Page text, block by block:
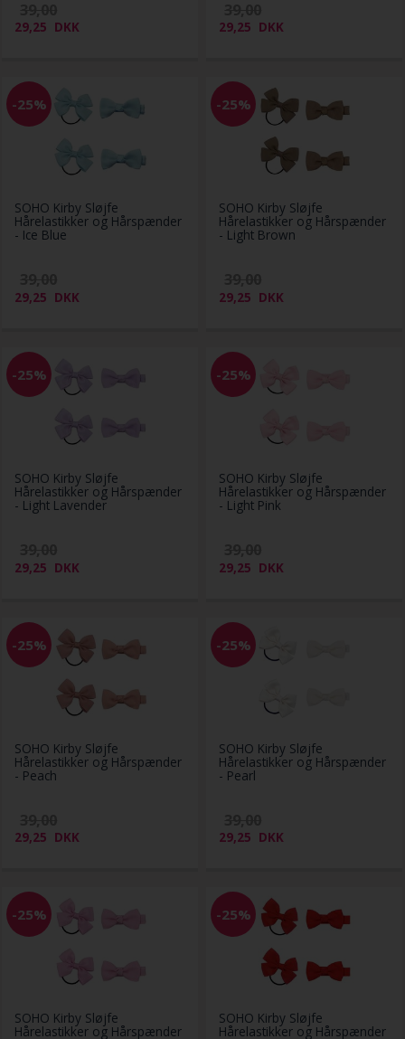
29,25 DKK 29,25 DKK
-25%
SOHO Kirby Sløjfe
Hårelastikker og Hårspænder
- Ice Blue
29,25 DKK
-25%
SOHO Kirby Sløjfe
Hårelastikker og Hårspænder
- Light Brown
29,25 DKK
-25%
SOHO Kirby Sløjfe
Hårelastikker og Hårspænder
- Light Lavender
29,25 DKK
-25%
SOHO Kirby Sløjfe
Hårelastikker og Hårspænder
- Light Pink
29,25 DKK
-25%
SOHO Kirby Sløjfe
Hårelastikker og Hårspænder
- Peach
29,25 DKK
-25%
SOHO Kirby Sløjfe
Hårelastikker og Hårspænder
- Pearl
29,25 DKK
-25%
SOHO Kirby Sløjfe
Hårelastikker og Hårspænder
-25%
SOHO Kirby Sløjfe
Hårelastikker og Hårspænder